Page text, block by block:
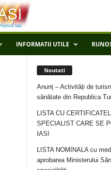
INFORMATII UTILE
Noutati
Anunț – Activități de
sănătate din Republica
LISTA CU
SPECIALIST CARE SE
IASI
LISTA NOMINALA cu
aprobarea Ministerului